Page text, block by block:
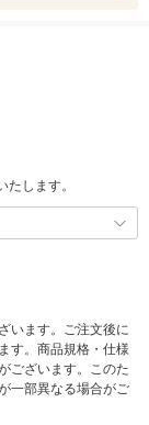
します。
います。ご注文後に
す。商品規格・仕様
ございます。このた
一部異なる場合がご